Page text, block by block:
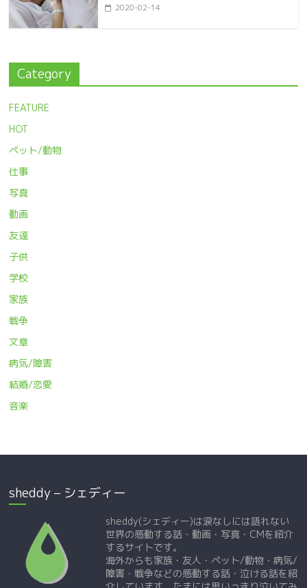
2020-02-14
Category
FEATURE
HOT
ペット/動物
仕事
写真
動画
友達
子供
学校
家族
戦争
文章
病気/障害
結婚/恋愛
音楽
sheddy – シェディー
sheddy(シェディー)は涙なしには語れない
世界の感動する話・動画・写真・CMを紹介
するサイトです。
海外からも家族・友人・ペット/動物・病気/
障害・戦争などの感動する話・泣ける話を紹